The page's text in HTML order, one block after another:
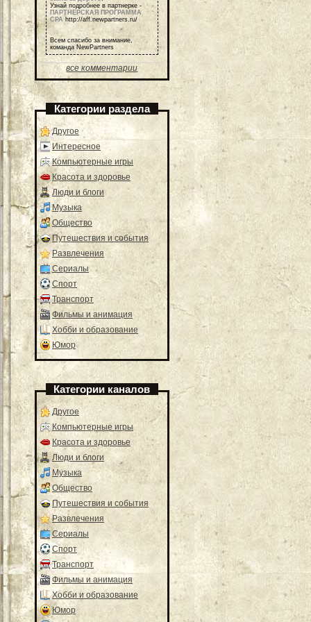
Узнай подробнее в партнерке -
ПАРТНЕРСКАЯ ПРОГРАММА
СРА http://aff.newpartners.ru/
Всем спасибо за внимание,
команда NewPartners
все комментарии
Категории раздела
Другое
Интересное
Компьютерные игры
Красота и здоровье
Люди и блоги
Музыка
Общество
Путешествия и события
Развлечения
Сериалы
Спорт
Транспорт
Фильмы и анимация
Хобби и образование
Юмор
Категории каналов
Другое
Компьютерные игры
Красота и здоровье
Люди и блоги
Музыка
Общество
Путешествия и события
Развлечения
Сериалы
Спорт
Транспорт
Фильмы и анимация
Хобби и образование
Юмор